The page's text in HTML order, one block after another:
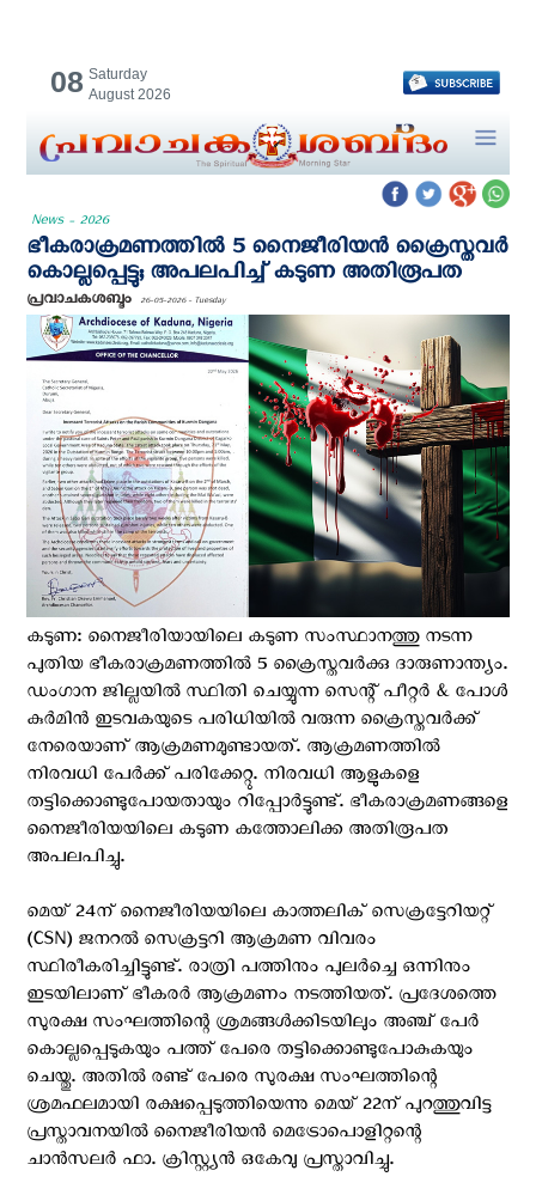
08 Saturday
August 2026
News - 2026
ഭീകരാക്രമണത്തില്‍ 5 നൈജീരിയന്‍ ക്രൈസ്തവര്‍
കൊല്ലപ്പെട്ടു; അപലപിച്ച് കടുണ അതിരൂപത
പ്രവാചകശബ്ദം 26-05-2026 - Tuesday
കടുണ: നൈജീരിയായിലെ കടുണ സംസ്ഥാനത്തു നടന്ന
പുതിയ ഭീകരാക്രമണത്തില്‍ 5 ക്രൈസ്തവര്‍ക്കു ദാരുണാന്ത്യം.
ഡംഗാന ജില്ലയിൽ സ്ഥിതി ചെയ്യുന്ന സെന്റ് പീറ്റർ & പോൾ
കുർമിൻ ഇടവകയുടെ പരിധിയില്‍ വരുന്ന ക്രൈസ്തവര്‍ക്ക്
നേരെയാണ് ആക്രമണമുണ്ടായത്. ആക്രമണത്തില്‍
നിരവധി പേർക്ക് പരിക്കേറ്റു. നിരവധി ആളുകളെ
തട്ടിക്കൊണ്ടുപോയതായും റിപ്പോര്‍ട്ടുണ്ട്. ഭീകരാക്രമണങ്ങളെ
നൈജീരിയയിലെ കടുണ കത്തോലിക്ക അതിരൂപത
അപലപിച്ചു.
മെയ് 24ന് നൈജീരിയയിലെ കാത്തലിക് സെക്രട്ടേറിയറ്റ്
(CSN) ജനറല്‍ സെക്രട്ടറി ആക്രമണ വിവരം
സ്ഥിരീകരിച്ചിട്ടുണ്ട്. രാത്രി പത്തിനും പുലർച്ചെ ഒന്നിനും
ഇടയിലാണ് ഭീകരർ ആക്രമണം നടത്തിയത്. പ്രദേശത്തെ
സുരക്ഷ സംഘത്തിന്റെ ശ്രമങ്ങൾക്കിടയിലും അഞ്ച് പേർ
കൊല്ലപ്പെടുകയും പത്ത് പേരെ തട്ടിക്കൊണ്ടുപോകുകയും
ചെയ്തു. അതിൽ രണ്ട് പേരെ സുരക്ഷ സംഘത്തിന്റെ
ശ്രമഫലമായി രക്ഷപ്പെടുത്തിയെന്നു മെയ് 22ന് പുറത്തുവിട്ട
പ്രസ്താവനയില്‍ നൈജീരിയൻ മെട്രോപൊളിറ്റന്റെ
ചാൻസലർ ഫാ. ക്രിസ്റ്റ്യൻ ഒകേവു പ്രസ്താവിച്ചു.